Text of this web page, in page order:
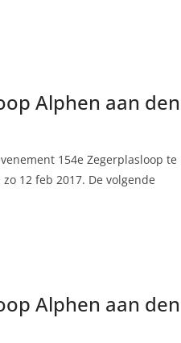
Alphen aan den
154e Zegerplasloop te
12 feb 2017. De volgende
Alphen aan den